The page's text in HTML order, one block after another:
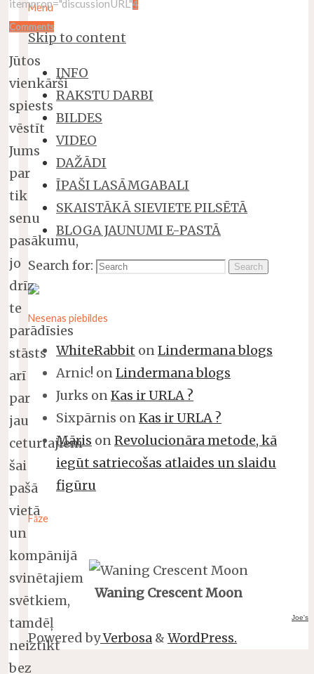
Menu
Skip to content
INFO
RAKSTU DARBI
BILDES
VIDEO
DAŽĀDI
ĪPAŠI LASĀMGABALI
SKAISTĀKĀ SIEVIETE PILSĒTĀ
BLOGA JAUNUMI E-PASTĀ
Search for: Search
Nesenas piebildes
WhiteRabbit onLindermana blogs
Arnic! onLindermana blogs
Jurks onKas ir URLA ?
Sixpārnis onKas ir URLA ?
Māris onRevolucionāra metode, kā
iegūt satriecošas atlaides un slaidu
figūru
Fāze
Waning Crescent Moon
Joe's
Powered byVerbosa & WordPress.
itemprop="discussionURL"4
Comments
Jūtos
vienkārši
spiests
vēstīt
Jums
par
tik
senu
pasākumu,
jo
drīz
te
parādīsies
stāsts
arī
par
jau
ceturtajiem
šai
pašā
vietā
un
kompānijā
svinētajiem
svētkiem,
tamdēļ
neiztikt
bez